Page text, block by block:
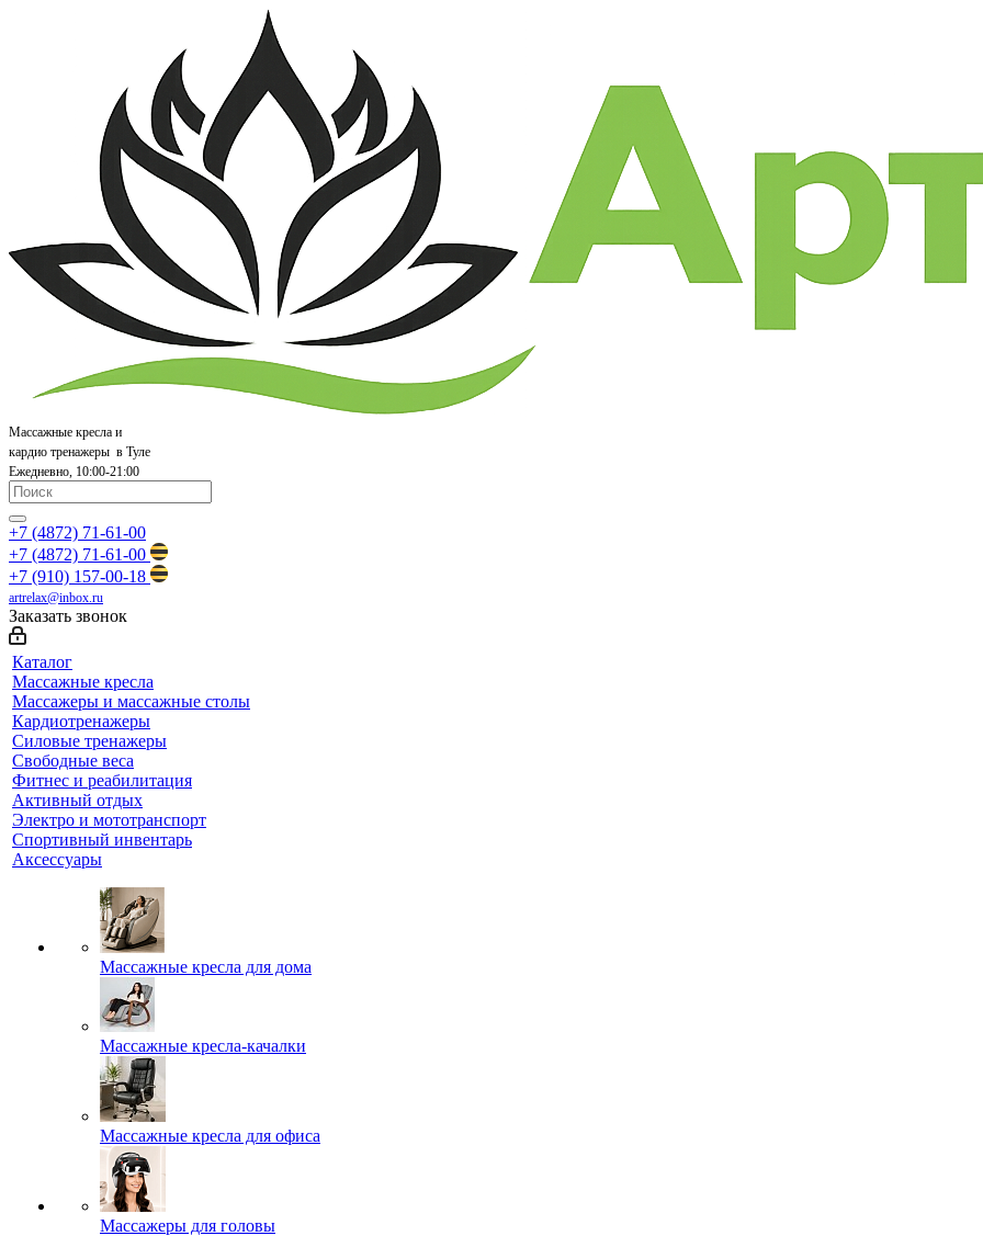
Массажные кресла и
кардио тренажеры в Туле
Ежедневно, 10:00-21:00
+7 (4872) 71-61-00
+7 (4872) 71-61-00
+7 (910) 157-00-18
artrelax@inbox.ru
Заказать звонок
Каталог
Массажные кресла
Массажеры и массажные столы
Кардиотренажеры
Силовые тренажеры
Свободные веса
Фитнес и реабилитация
Активный отдых
Электро и мототранспорт
Спортивный инвентарь
Аксессуары
Массажные кресла для дома
Массажные кресла-качалки
Массажные кресла для офиса
Массажеры для головы